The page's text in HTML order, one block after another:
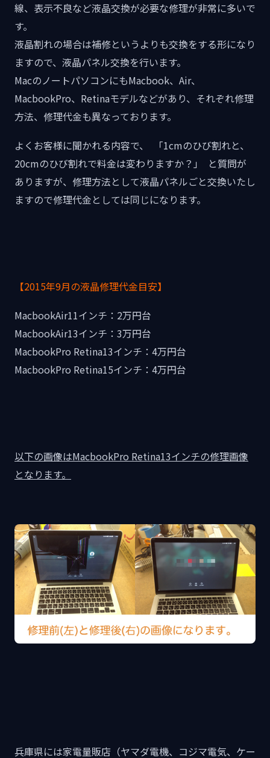
線、表示不良など液晶交換が必要な修理が非常に多いで
す。
液晶割れの場合は補修というよりも交換をする形になり
ますので、液晶パネル交換を行います。
MacのノートパソコンにもMacbook、Air、
MacbookPro、Retinaモデルなどがあり、それぞれ修理
方法、修理代金も異なっております。
よくお客様に聞かれる内容で、 「1cmのひび割れと、
20cmのひび割れで料金は変わりますか？」 と質問が
ありますが、修理方法として液晶パネルごと交換いたし
ますので修理代金としては同じになります。
【2015年9月の液晶修理代金目安】
MacbookAir11インチ：2万円台
MacbookAir13インチ：3万円台
MacbookPro Retina13インチ：4万円台
MacbookPro Retina15インチ：4万円台
以下の画像はMacbookPro Retina13インチの修理画像
となります。
兵庫県には家電量販店（ヤマダ電機、コジマ電気、ケー